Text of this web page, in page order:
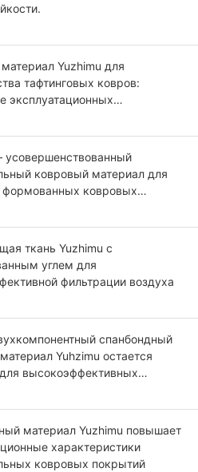
Yuzhimu для
тафтинговых ковров:
эксплуатационных
усовершенствованный
ковровый материал для
ковровых
ткань Yuzhimu с
углем для
фильтрации воздуха
спанбондный
Yuhzimu остается
высокоэффективных
материал Yuzhimu повышает
характеристики
ковровых покрытий